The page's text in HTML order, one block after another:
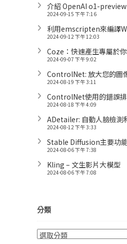
介紹 OpenAI o1-preview
2024-09-15 下午 7:16
利用emscripten來編譯
2024-09-12 下午 12:03
Coze：快速產生專屬於
2024-09-07 下午 9:02
ControlNet: 放大您的圖
2024-08-19 下午 3:11
ControlNet使用的錯誤
2024-08-18 下午 4:09
ADetailer: 自動人臉檢測
2024-08-12 下午 3:33
Stable Diffusion主要功
2024-08-06 下午 7:38
Kling – 文生影片大模型
2024-08-06 下午 7:08
分類
分